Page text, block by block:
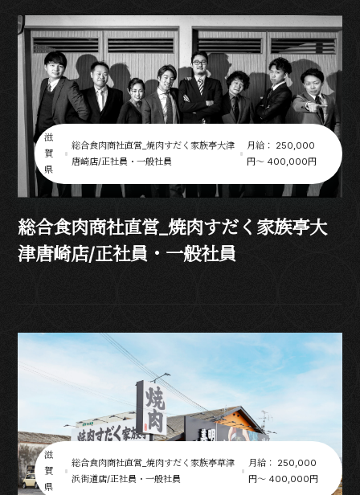
滋
賀
県
総合食肉商社直営_焼肉すだく家族亭大津
唐崎店/正社員・一般社員
月給： 250,000
円〜 400,000円
総合食肉商社直営_焼肉すだく家族亭大
津唐崎店/正社員・一般社員
滋
賀
県
総合食肉商社直営_焼肉すだく家族亭草津
浜街道店/正社員・一般社員
月給： 250,000
円〜 400,000円